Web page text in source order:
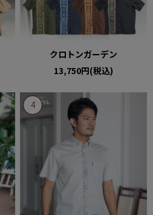
クロトンガーデン
13,750円(税込)